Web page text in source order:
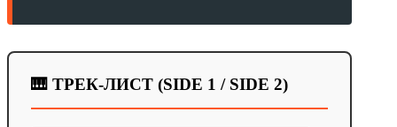
🎹 ТРЕК-ЛИСТ (SIDE 1 / SIDE 2)